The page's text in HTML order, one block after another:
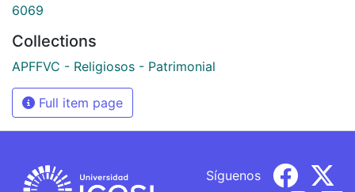
6069
Collections
APFFVC - Religiosos - Patrimonial
Full item page
Síguenos